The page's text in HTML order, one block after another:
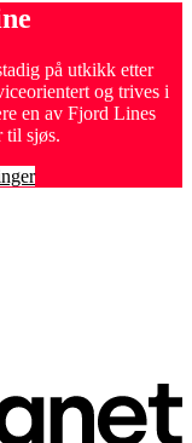
på utkikk etter
og trives i
en av Fjord Lines
til sjøs.